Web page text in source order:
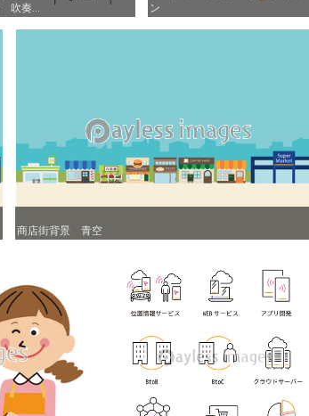
吹奏...
吹奏...
ン
ン
商店街背景 青空
商店街背景 青空